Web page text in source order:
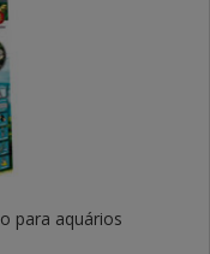
para aquários